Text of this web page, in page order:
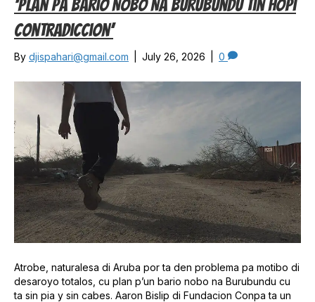
‘Plan Pa Bario Nobo Na Burubundu Tin Hopi
Contradiccion’
By djispahari@gmail.com July 26, 2026 0
Atrobe, naturalesa di Aruba por ta den problema pa motibo di
desaroyo totalos, cu plan p’un bario nobo na Burubundu cu
ta sin pia y sin cabes. Aaron Bislip di Fundacion Conpa ta un